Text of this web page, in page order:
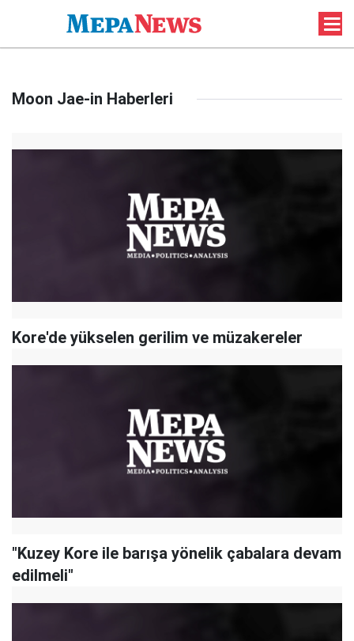
Moon Jae-in Haberleri
Kore'de yükselen gerilim ve müzakereler
"Kuzey Kore ile barışa yönelik çabalara devam
edilmeli"